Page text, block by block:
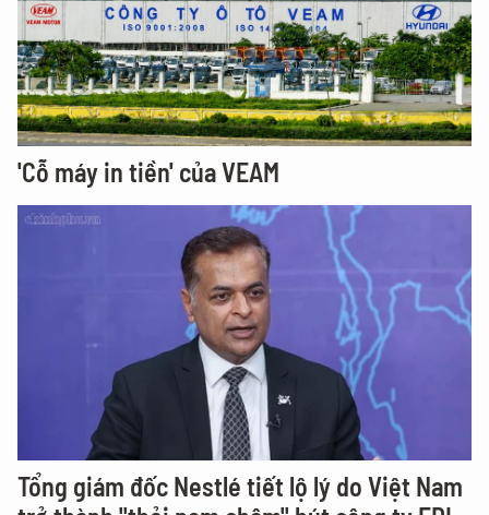
'Cỗ máy in tiền' của VEAM
Tổng giám đốc Nestlé tiết lộ lý do Việt Nam